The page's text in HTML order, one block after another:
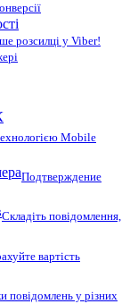
розсилці у Viber!
Mobile
Подтверждение
Складіть повідомлення,
вартість
повідомлень у різних